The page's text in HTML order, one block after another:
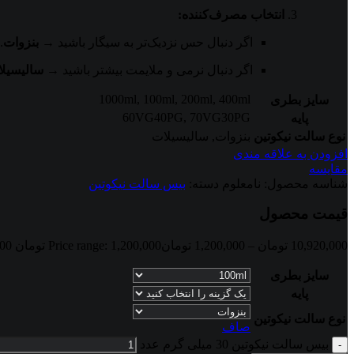
انتخاب مصرف‌کننده:
اگر دنبال حس نزدیک‌تر به سیگار باشید → بنزوات
اگر دنبال نرمی و ملایمت بیشتر باشید →
سایز بطری 1000ml 100ml 200ml
400ml
پایه
60VG40PG
70VG30PG
نوع سالت نیکوتین بنزوات
سالیسیلات
افزودن به علاقه مندی
مقایسه
شناسه محصول: نامعلوم دسته: بیس سالت نیکوتین
قیمت محصول
10,920,000 تومان 1,200,000 تومان Price range: 1,200,000 تومان through 10,920,000 تومان
سایز بطری
پایه
نوع سالت نیکوتین
صاف
بیس سالت نیکوتین 30 میلی گرم عدد